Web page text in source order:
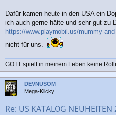
Dafür kamen heute in den USA ein
ich auch gerne hätte und sehr gut zu
https://www.playmobil.us/mummy-
nicht für uns.
GOTT spielt in meinem Leben keine
DEVNUSOM
Mega-Klicky
Re: US KATALOG NEUHEITEN